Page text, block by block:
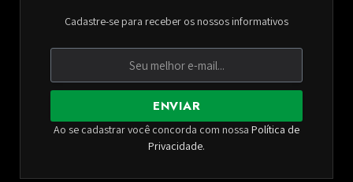
Cadastre-se para receber os nossos informativos
ENVIAR
Ao se cadastrar você concorda com nossa Política de
Privacidade.